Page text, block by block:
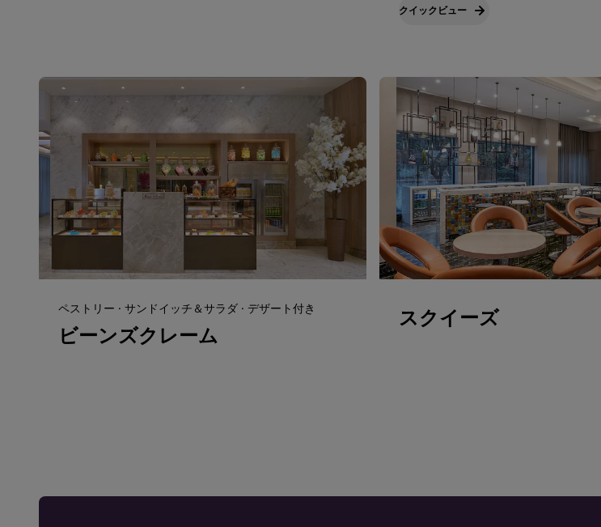
クイックビュー
ペストリー · サンドイッチ＆サラダ · デザート付き
ビーンズクレーム
スクイーズ